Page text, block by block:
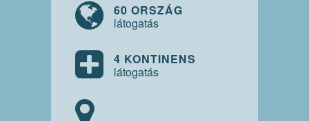
60 ORSZÁG
látogatás
4 KONTINENS
látogatás